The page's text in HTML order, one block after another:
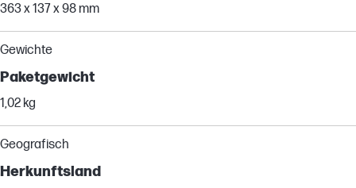
363 x 137 x 98 mm
Gewichte
Paketgewicht
1,02 kg
Geografisch
Herkunftsland